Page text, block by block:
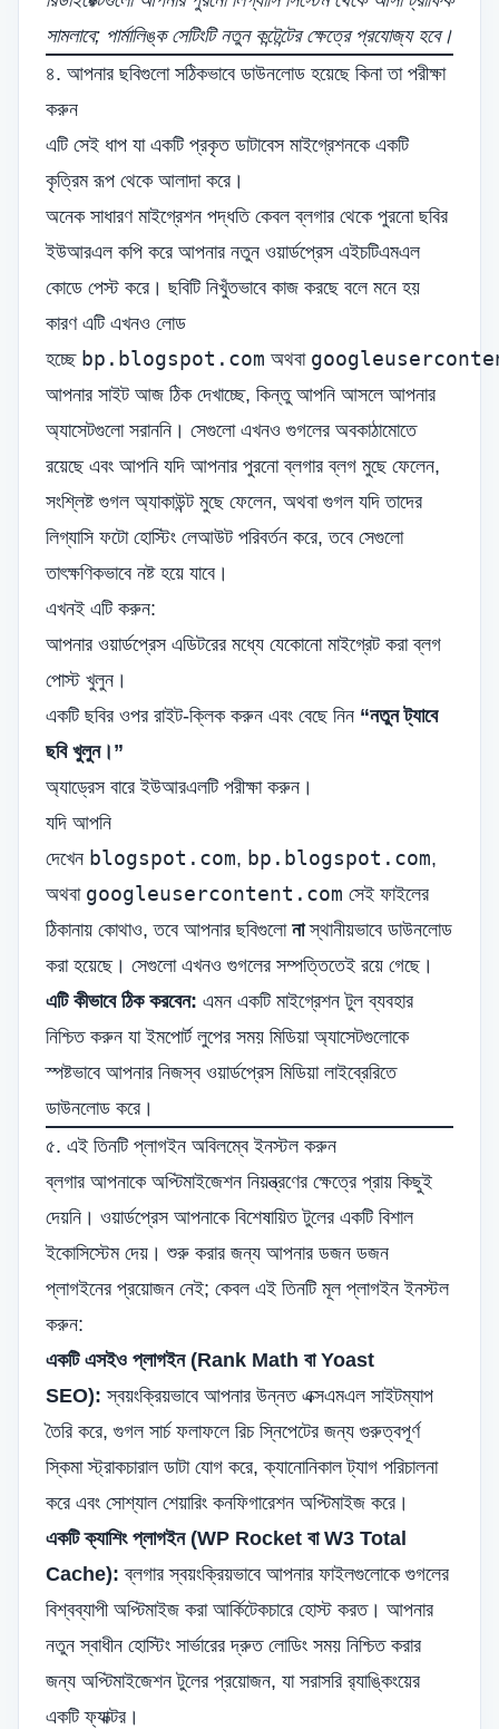
সামলাবে; পার্মালিঙ্ক সেটিংটি নতুন কন্টেন্টের ক্ষেত্রে প্রযোজ্য হবে।
৪. আপনার ছবিগুলো সঠিকভাবে ডাউনলোড হয়েছে কিনা তা পরীক্ষা
করুন
এটি সেই ধাপ যা একটি প্রকৃত ডাটাবেস মাইগ্রেশনকে একটি
কৃত্রিম রূপ থেকে আলাদা করে।
অনেক সাধারণ মাইগ্রেশন পদ্ধতি কেবল ব্লগার থেকে পুরনো ছবির
ইউআরএল কপি করে আপনার নতুন ওয়ার্ডপ্রেস এইচটিএমএল
কোডে পেস্ট করে। ছবিটি নিখুঁতভাবে কাজ করছে বলে মনে হয়
কারণ এটি এখনও লোড
হচ্ছে bp.blogspot.com অথবা
আপনার সাইট আজ ঠিক দেখাচ্ছে, কিন্তু আপনি আসলে আপনার
অ্যাসেটগুলো সরাননি। সেগুলো এখনও গুগলের অবকাঠামোতে
রয়েছে এবং আপনি যদি আপনার পুরনো ব্লগার ব্লগ মুছে ফেলেন,
সংশ্লিষ্ট গুগল অ্যাকাউন্ট মুছে ফেলেন, অথবা গুগল যদি তাদের
লিগ্যাসি ফটো হোস্টিং লেআউট পরিবর্তন করে, তবে সেগুলো
তাৎক্ষণিকভাবে নষ্ট হয়ে যাবে।
এখনই এটি করুন:
আপনার ওয়ার্ডপ্রেস এডিটরের মধ্যে যেকোনো মাইগ্রেট করা ব্লগ
পোস্ট খুলুন।
একটি ছবির ওপর রাইট-ক্লিক করুন এবং বেছে নিন “নতুন ট্যাবে
ছবি খুলুন।”
অ্যাড্রেস বারে ইউআরএলটি পরীক্ষা করুন।
যদি আপনি
দেখেন blogspot.com, bp.blogspot.com,
অথবা googleusercontent.com সেই ফাইলের
ঠিকানায় কোথাও, তবে আপনার ছবিগুলো নাস্থানীয়ভাবে ডাউনলোড
করা হয়েছে। সেগুলো এখনও গুগলের সম্পত্তিতেই রয়ে গেছে।
এটি কীভাবে ঠিক করবেন: এমন একটি মাইগ্রেশন টুল ব্যবহার
নিশ্চিত করুন যা ইমপোর্ট লুপের সময় মিডিয়া অ্যাসেটগুলোকে
স্পষ্টভাবে আপনার নিজস্ব ওয়ার্ডপ্রেস মিডিয়া লাইব্রেরিতে
ডাউনলোড করে।
৫. এই তিনটি প্লাগইন অবিলম্বে ইনস্টল করুন
ব্লগার আপনাকে অপ্টিমাইজেশন নিয়ন্ত্রণের ক্ষেত্রে প্রায় কিছুই
দেয়নি। ওয়ার্ডপ্রেস আপনাকে বিশেষায়িত টুলের একটি বিশাল
ইকোসিস্টেম দেয়। শুরু করার জন্য আপনার ডজন ডজন
প্লাগইনের প্রয়োজন নেই; কেবল এই তিনটি মূল প্লাগইন ইনস্টল
করুন:
একটি এসইও প্লাগইন (Rank Math বা Yoast
SEO): স্বয়ংক্রিয়ভাবে আপনার উন্নত এক্সএমএল সাইটম্যাপ
তৈরি করে, গুগল সার্চ ফলাফলে রিচ স্নিপেটের জন্য গুরুত্বপূর্ণ
স্কিমা স্ট্রাকচারাল ডাটা যোগ করে, ক্যানোনিকাল ট্যাগ পরিচালনা
করে এবং সোশ্যাল শেয়ারিং কনফিগারেশন অপ্টিমাইজ করে।
একটি ক্যাশিং প্লাগইন (WP Rocket বা W3 Total
Cache): ব্লগার স্বয়ংক্রিয়ভাবে আপনার ফাইলগুলোকে গুগলের
বিশ্বব্যাপী অপ্টিমাইজ করা আর্কিটেকচারে হোস্ট করত। আপনার
নতুন স্বাধীন হোস্টিং সার্ভারের দ্রুত লোডিং সময় নিশ্চিত করার
জন্য অপ্টিমাইজেশন টুলের প্রয়োজন, যা সরাসরি র‍্যাঙ্কিংয়ের
একটি ফ্যাক্টর।